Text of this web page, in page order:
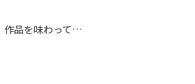
作品を味わって…